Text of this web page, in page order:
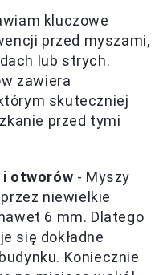
kluczowe
przed myszami,
lub strych.
zawiera
skuteczniej
przed tymi
i otworów - Myszy
niewielkie
6 mm. Dlatego
się dokładne
Koniecznie